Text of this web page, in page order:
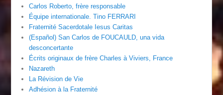
Carlos Roberto, frère responsable
Équipe internationale. Tino FERRARI
Fraternité Sacerdotale Iesus Caritas
(Español) San Carlos de FOUCAULD, una vida
desconcertante
Écrits originaux de frère Charles à Viviers, France
Nazareth
La Révision de Vie
Adhésion à la Fraternité